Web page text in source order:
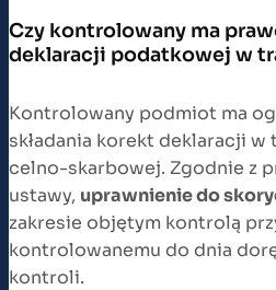
Czy kontrolowany ma
deklaracji podatkowej w
Kontrolowany podmiot ma
składania korekt deklaracji
celno-skarbowej. Zgodnie z
ustawy, uprawnienie do
zakresie objętym kontrolą
kontrolowanemu do dnia
kontroli.